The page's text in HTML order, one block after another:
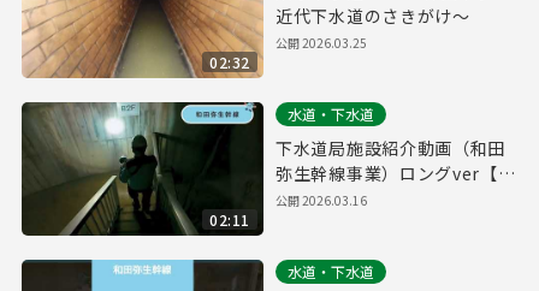
02:32
近代下水道のさきがけ～
公開2026.03.25
02:11
水道・下水道
下水道局施設紹介動画（和田
弥生幹線事業）ロングver【東
京都下水道局】
公開2026.03.16
水道・下水道